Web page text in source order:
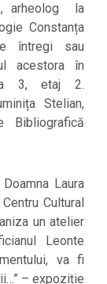
arheolog la
Constanța
întregi sau
acestora în
3, etaj 2.
Stelian,
Doamna Laura
Cultural
un atelier
Leonte
va fi
– expoziție